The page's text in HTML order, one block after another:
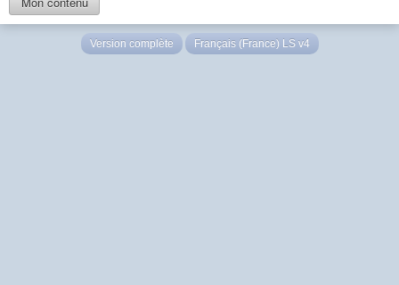
Version complète Français (France) LS v4